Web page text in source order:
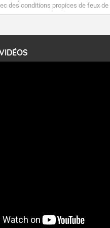
des conditions propices de feux de
que le mistral ? Quelles sont ses
50 km/h et atteindre 80 à 100 km/h
Il parcourt la basse vallée
et envahit le littoral
de la Camargue.